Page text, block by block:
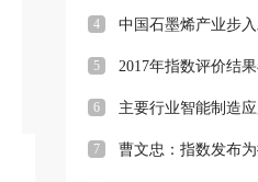
4 中国石墨烯产业步
5 2017年指数评价结
6 主要行业智能制造
7 曹文忠：指数发布